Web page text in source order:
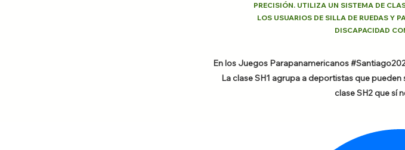
PRECISIÓN. UTILIZA UN SISTEMA DE
LOS USUARIOS DE SILLA DE RUEDAS Y
DISCAPACIDAD
En los Juegos Parapanamericanos
La clase SH1 agrupa a deportistas que
clase SH2 que sí